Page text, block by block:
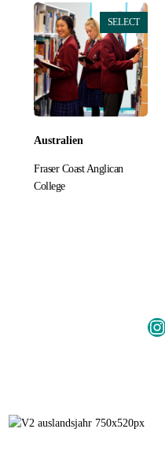
SELECT
Australien
Fraser Coast Anglican
College
Instagram